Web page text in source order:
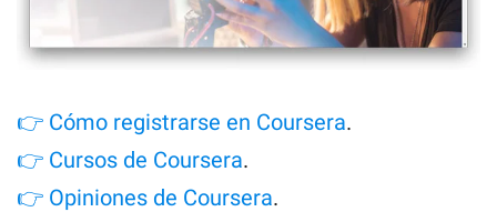
👉 Cómo registrarse en Coursera.
👉 Cursos de Coursera.
👉 Opiniones de Coursera.